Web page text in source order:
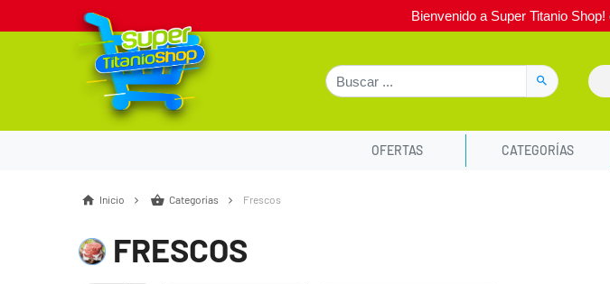
Bienvenido a Super Titanio
OFERTAS CATEGORÍAS
Inicio Categorías Frescos
FRESCOS